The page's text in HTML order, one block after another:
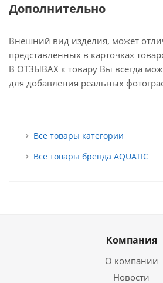
Дополнительно
Внешний вид изделия, может
представленных в карточках
В ОТЗЫВАХ к товару Вы всегда
для добавления реальных
Все товары категории
Все товары бренда AQUATIC
Компания
О компании
Новости